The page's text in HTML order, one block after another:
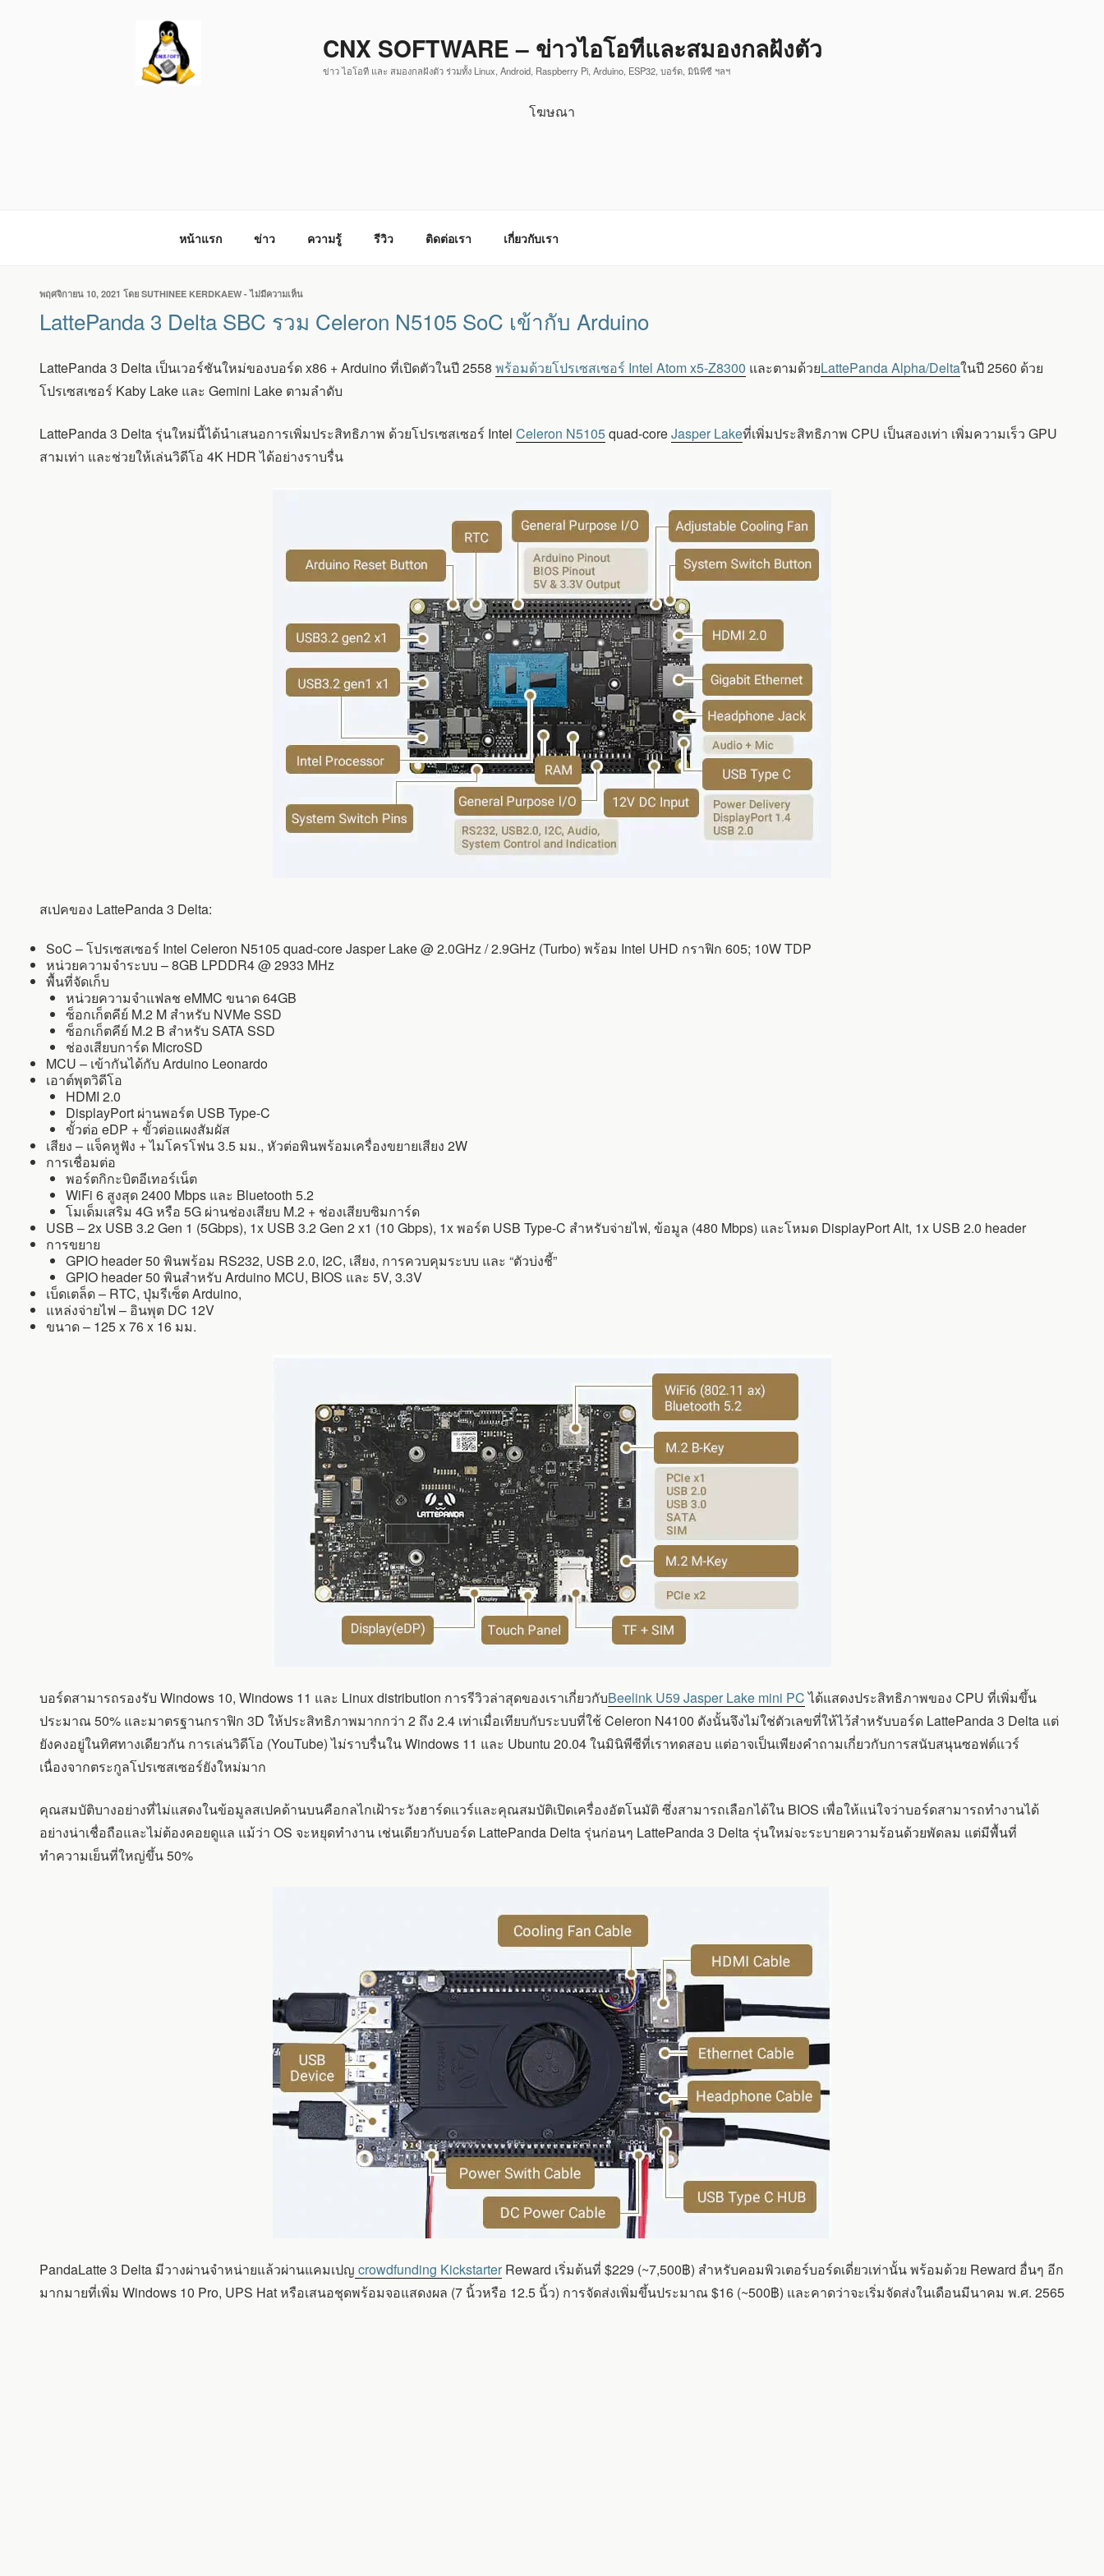
CNX SOFTWARE – ข่าวไอโอทีและสมองกลฝังตัว
ข่าว ไอโอที และ สมองกลฝังตัว ร่วมทั้ง Linux, Android, Raspberry Pi, Arduino, ESP32, บอร์ด, มินิพีซี ฯลฯ
โฆษณา
หน้าแรก ข่าว ความรู้ รีวิว ติดต่อเรา เกี่ยวกับเรา
เขียน
พฤศจิกายน 10, 2021 โดย SUTHINEE KERDKAEW -ไม่มีความเห็น
3
รวม
CELERON
เข้า
ARDUINO
LattePanda 3 Delta SBC รวม Celeron N5105 SoC เข้ากับ Arduino
LattePanda 3 Delta เป็นเวอร์ชันใหม่ของบอร์ด x86 + Arduino ที่เปิดตัวในปี 2558 พร้อมด้วยโปรเซสเซอร์ Intel Atom x5-Z8300 และตามด้วยLattePanda Alpha/Deltaในปี 2560 ด้วย
โปรเซสเซอร์ Kaby Lake และ Gemini Lake ตามลำดับ
LattePanda 3 Delta รุ่นใหม่นี้ได้นำเสนอการเพิ่มประสิทธิภาพ ด้วยโปรเซสเซอร์ Intel Celeron N5105quad-coreJasper Lakeที่เพิ่มประสิทธิภาพ CPU เป็นสองเท่า เพิ่มความเร็ว GPU
สามเท่า และช่วยให้เล่นวิดีโอ 4K HDR ได้อย่างราบรื่น
สเปคของ LattePanda 3 Delta:
SoC – โปรเซสเซอร์ Intel Celeron N5105 quad-core Jasper Lake @ 2.0GHz / 2.9GHz (Turbo) พร้อม Intel UHD กราฟิก 605; 10W TDP
หน่วยความจำระบบ – 8GB LPDDR4 @ 2933 MHz
พื้นที่จัดเก็บ
หน่วยความจำแฟลช eMMC ขนาด 64GB
ซ็อกเก็ตคีย์ M.2 M สำหรับ NVMe SSD
ซ็อกเก็ตคีย์ M.2 B สำหรับ SATA SSD
ช่องเสียบการ์ด MicroSD
MCU – เข้ากันได้กับ Arduino Leonardo
เอาต์พุตวิดีโอ
HDMI 2.0
DisplayPort ผ่านพอร์ต USB Type-C
ขั้วต่อ eDP + ขั้วต่อแผงสัมผัส
เสียง – แจ็คหูฟัง + ไมโครโฟน 3.5 มม., หัวต่อพินพร้อมเครื่องขยายเสียง 2W
การเชื่อมต่อ
พอร์ตกิกะบิตอีเทอร์เน็ต
WiFi 6 สูงสุด 2400 Mbps และ Bluetooth 5.2
โมเด็มเสริม 4G หรือ 5G ผ่านช่องเสียบ M.2 + ช่องเสียบซิมการ์ด
USB – 2x USB 3.2 Gen 1 (5Gbps), 1x USB 3.2 Gen 2 x1 (10 Gbps), 1x พอร์ต USB Type-C สำหรับจ่ายไฟ, ข้อมูล (480 Mbps) และโหมด DisplayPort Alt, 1x USB 2.0 header
การขยาย
GPIO header 50 พินพร้อม RS232, USB 2.0, I2C, เสียง, การควบคุมระบบ และ “ตัวบ่งชี้”
GPIO header 50 พินสำหรับ Arduino MCU, BIOS และ 5V, 3.3V
เบ็ดเตล็ด – RTC, ปุ่มรีเซ็ต Arduino,
แหล่งจ่ายไฟ – อินพุต DC 12V
ขนาด – 125 x 76 x 16 มม.
บอร์ดสามารถรองรับ Windows 10, Windows 11 และ Linux distribution การรีวิวล่าสุดของเราเกี่ยวกับBeelink U59 Jasper Lake mini PCได้แสดงประสิทธิภาพของ CPU ที่เพิ่มขึ้น
ประมาณ 50% และมาตรฐานกราฟิก 3D ให้ประสิทธิภาพมากกว่า 2 ถึง 2.4 เท่าเมื่อเทียบกับระบบที่ใช้ Celeron N4100 ดังนั้นจึงไม่ใช่ตัวเลขที่ให้ไว้สำหรับบอร์ด LattePanda 3 Delta แต่
ยังคงอยู่ในทิศทางเดียวกัน การเล่นวิดีโอ (YouTube) ไม่ราบรื่นใน Windows 11 และ Ubuntu 20.04 ในมินิพีซีที่เราทดสอบ แต่อาจเป็นเพียงคำถามเกี่ยวกับการสนับสนุนซอฟต์แวร์
เนื่องจากตระกูลโปรเซสเซอร์ยังใหม่มาก
คุณสมบัติบางอย่างที่ไม่แสดงในข้อมูลสเปคด้านบนคือกลไกเฝ้าระวังฮาร์ดแวร์และคุณสมบัติเปิดเครื่องอัตโนมัติ ซึ่งสามารถเลือกได้ใน BIOS เพื่อให้แน่ใจว่าบอร์ดสามารถทำงานได้
อย่างน่าเชื่อถือและไม่ต้องคอยดูแล แม้ว่า OS จะหยุดทำงาน เช่นเดียวกับบอร์ด LattePanda Delta รุ่นก่อนๆ LattePanda 3 Delta รุ่นใหม่จะระบายความร้อนด้วยพัดลม แต่มีพื้นที่
ทำความเย็นที่ใหญ่ขึ้น 50%
PandaLatte 3 Delta มีวางผ่านจำหน่ายแล้วผ่านแคมเปญ crowdfunding Kickstarter Reward เริ่มต้นที่ $229 (~7,500฿) สำหรับคอมพิวเตอร์บอร์ดเดี่ยวเท่านั้น พร้อมด้วย Reward อื่นๆ อีก
มากมายที่เพิ่ม Windows 10 Pro, UPS Hat หรือเสนอชุดพร้อมจอแสดงผล (7 นิ้วหรือ 12.5 นิ้ว) การจัดส่งเพิ่มขึ้นประมาณ $16 (~500฿) และคาดว่าจะเริ่มจัดส่งในเดือนมีนาคม พ.ศ. 2565